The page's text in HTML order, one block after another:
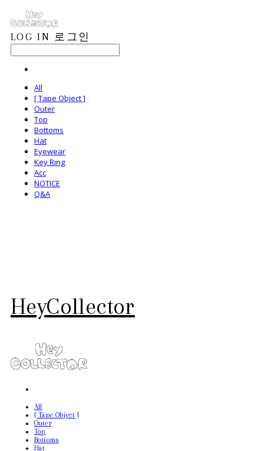
LOG IN 로그인
All
[ Tape Object ]
Outer
Top
Bottoms
Hat
Eyewear
Key Ring
Acc
NOTICE
Q&A
HeyCollector
All
[ Tape Object ]
Outer
Top
Bottoms
Hat